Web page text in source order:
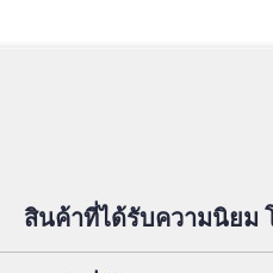
สินค้าที่ได้รับความนิยม